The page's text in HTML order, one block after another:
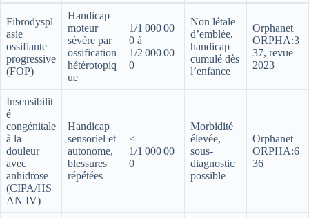
Fibrodyspl
asie
ossifiante
progressive
(FOP)
Handicap
moteur
sévère par
ossification
hétérotopiq
ue
1/1 000 00
0 à
1/2 000 00
0
Non létale
d’emblée,
handicap
cumulé dès
l’enfance
Orphanet
ORPHA:3
37, revue
2023
Insensibilit
é
congénitale
à la
douleur
avec
anhidrose
(CIPA/HS
AN IV)
Handicap
sensoriel et
autonome,
blessures
répétées
<
1/1 000 00
0
Morbidité
élevée,
sous-
diagnostic
possible
Orphanet
ORPHA:6
36